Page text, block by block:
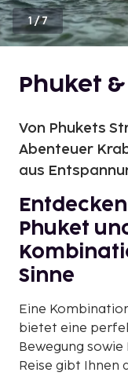
1/7
Phuket
Von Phukets
Abenteuer
aus
Phuket
Sinne
Eine
bietet eine
Bewegung sowie
Reise gibt Ihnen